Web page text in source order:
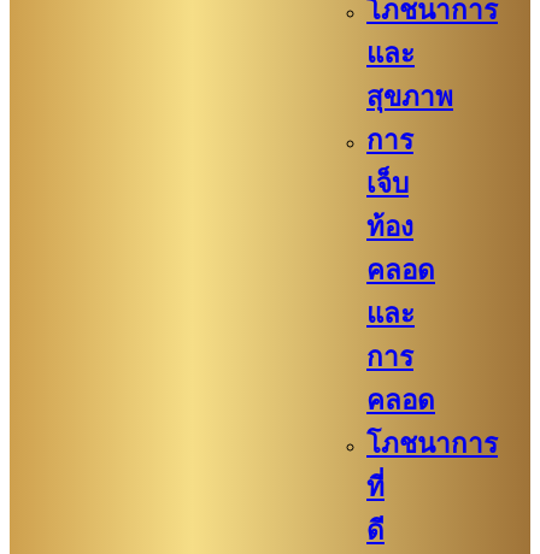
โภชนาการ
และ
สุขภาพ
การ
เจ็บ
ท้อง
คลอด
และ
การ
คลอด
โภชนาการ
ที่
ดี